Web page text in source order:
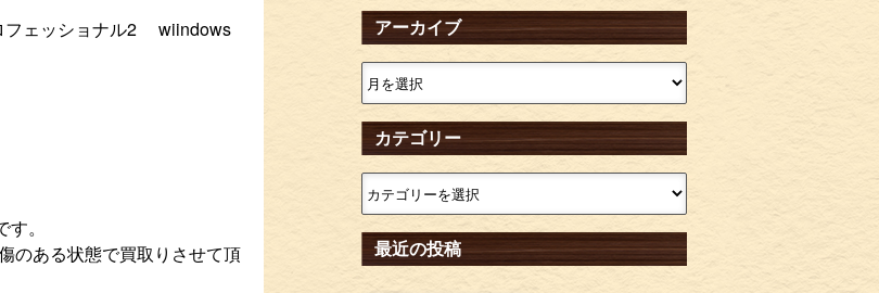
フェッショナル2 wiindows
。
のある状態で買取りさせて頂
アーカイブ
カテゴリー
最近の投稿